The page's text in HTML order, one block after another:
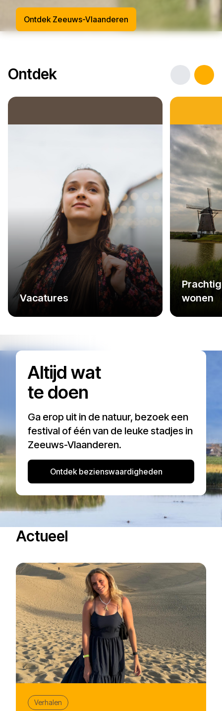
Ontdek Zeeuws-Vlaanderen
Ontdek Previous
Vacatures
wonen
Altijd wat
te doen
Ga erop uit in de natuur, bezoek een
festival of één van de leuke stadjes in
Zeeuws-Vlaanderen.
Ontdek bezienswaardigheden
Actueel
Verhalen